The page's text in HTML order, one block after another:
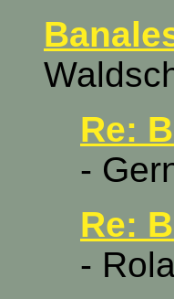
Re:
-
Re:
-